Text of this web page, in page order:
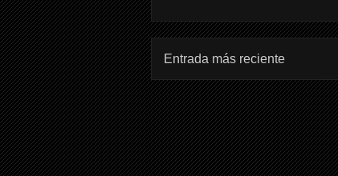
Entrada más reciente